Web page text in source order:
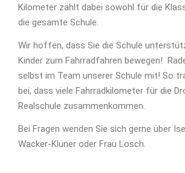
Kilometer zählt dabei sowohl für die
die gesamte Schule.
Wir hoffen, dass Sie die Schule
Kinder zum Fahrradfahren bewegen!
selbst im Team unserer Schule mit! So
bei, dass viele Fahrradkilometer für die
Realschule zusammenkommen.
Bei Fragen wenden Sie sich gerne über
Wacker-Klüner oder Frau Losch.